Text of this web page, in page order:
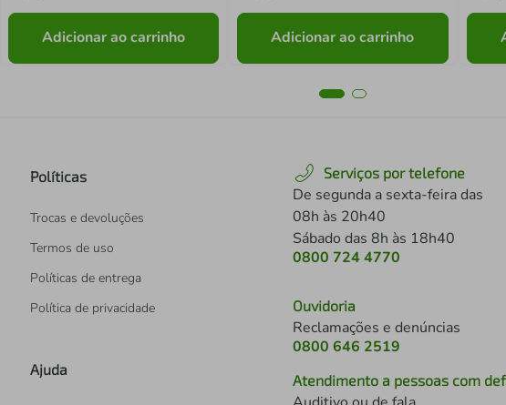
Adicionar ao carrinho Adicionar ao carrinho
Políticas
Trocas e devoluções
Termos de uso
Políticas de entrega
Política de privacidade
Ajuda
Serviços por telefone
De segunda a sexta-feira das
08h às 20h40
Sábado das 8h às 18h40
0800 724 4770
Ouvidoria
Reclamações e denúncias
0800 646 2519
Atendimento a pessoas com